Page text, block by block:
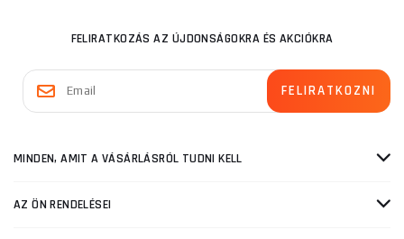
FELIRATKOZÁS AZ ÚJDONSÁGOKRA ÉS AKCIÓKRA
MINDEN, AMIT A VÁSÁRLÁSRÓL TUDNI KELL
AZ ÖN RENDELÉSEI